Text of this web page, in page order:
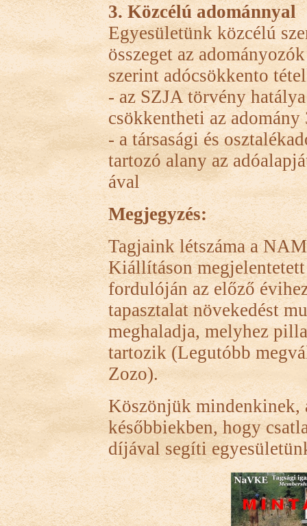
3. Közcélú adománnyal
Egyesületünk közcélú
összeget az
szerint adócsökkento
- az SZJA törvény
csökkentheti az adomány
- a társasági és
tartozó alany az
ával
Megjegyzés:
Tagjaink létszáma a
Kiállításon
fordulóján az előző
tapasztalat növekedést
meghaladja, melyhez
tartozik (Legutóbb
Zozo).
Köszönjük mindenkinek,
későbbiekben, hogy
díjával segíti